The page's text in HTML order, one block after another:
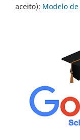
aceito): Modelo